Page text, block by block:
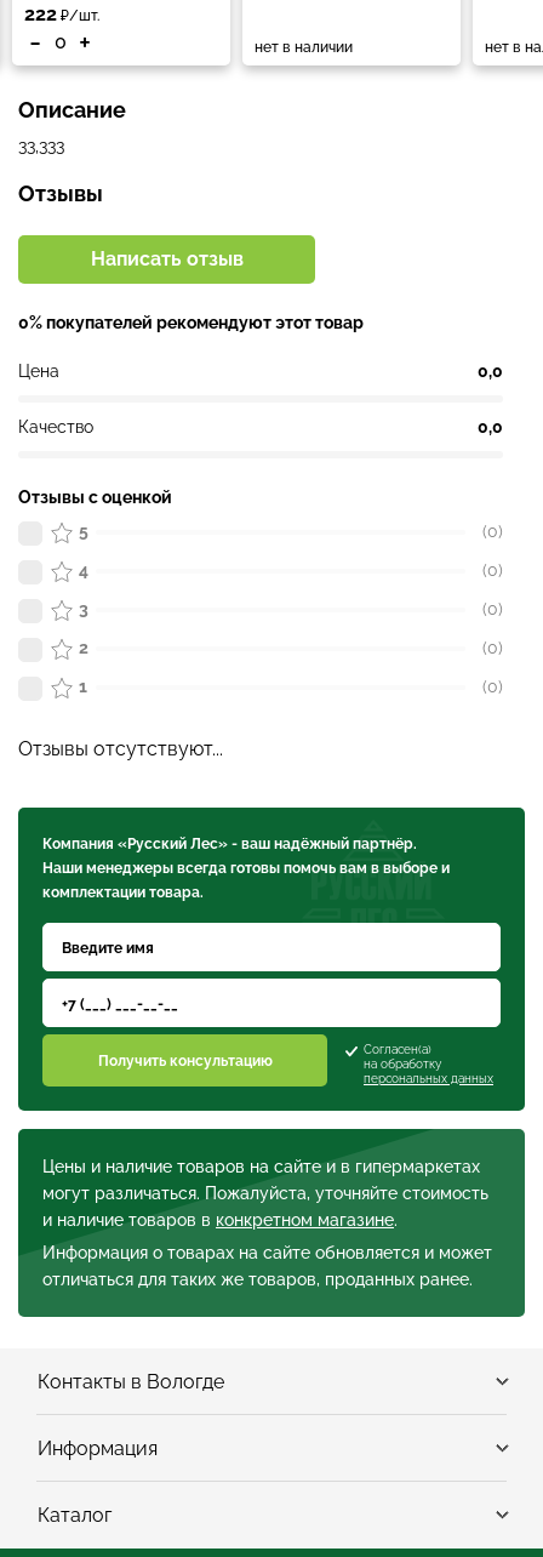
222 ₽/шт.
- + нет в наличии нет в
Описание
33,333
Отзывы
Написать отзыв
0% покупателей рекомендуют этот товар
Цена 0,0
Качество 0,0
Отзывы с оценкой
5
(0)
4
(0)
3
(0)
2
(0)
1
(0)
Отзывы отсутствуют...
Цены и наличие товаров на сайте и в гипермаркетах
могут различаться. Пожалуйста, уточняйте стоимость
и наличие товаров в конкретном магазине.
Информация о товарах на сайте обновляется и может
отличаться для таких же товаров, проданных ранее.
Компания «Русский Лес» - ваш надёжный партнёр.
Наши менеджеры всегда готовы помочь вам в выборе и
комплектации товара.
Получить консультацию
Согласен(а)
на обработку
персональных данных
Контакты в Вологде
Информация
Каталог